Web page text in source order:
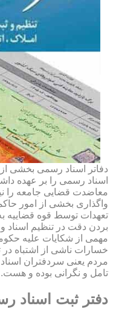
دفاتر اسناد رسمی بخشی
اسناد رسمی را بر عهده
معاضدت قضایی جامعه را
واگذاری بخشی از امور
تعهدات توسط قوه
بردن دقت در تنظیم
مهمی از شکایات علیه
خسارات ناشی از اشتباه
مردم یعنی سردفتران
تامل و نگرانی بوده و هست.
دفتر ثبت اسناد